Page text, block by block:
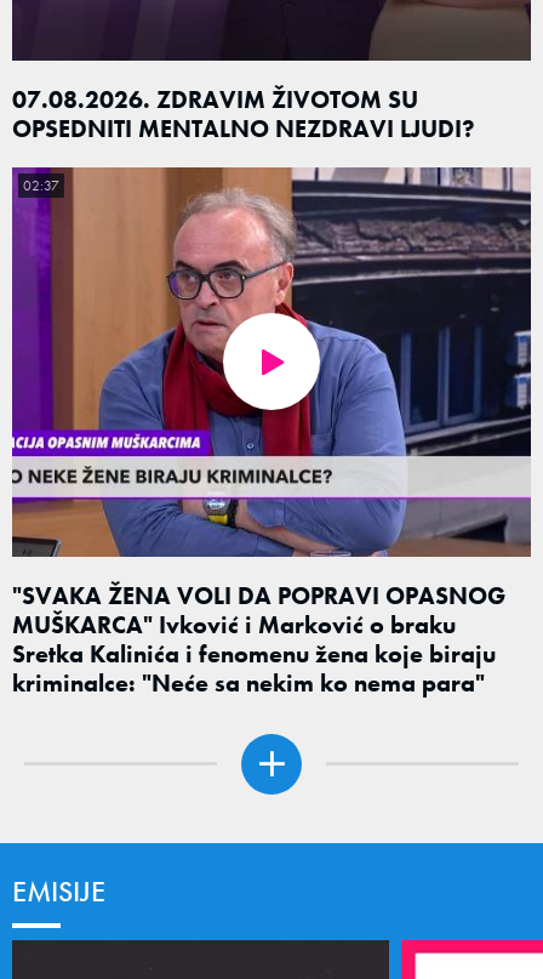
07.08.2026. ZDRAVIM ŽIVOTOM SU
OPSEDNITI MENTALNO NEZDRAVI LJUDI?
"SVAKA ŽENA VOLI DA POPRAVI OPASNOG
MUŠKARCA" Ivković i Marković o braku
Sretka Kalinića i fenomenu žena koje biraju
kriminalce: "Neće sa nekim ko nema para"
02:37
EMISIJE